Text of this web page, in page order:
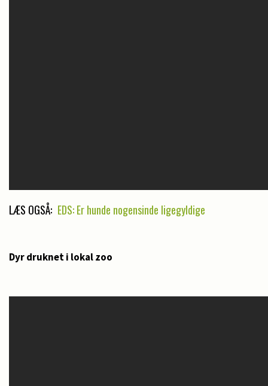
LÆS OGSÅ: EDS: Er hunde nogensinde ligegyldige
Dyr druknet i lokal zoo